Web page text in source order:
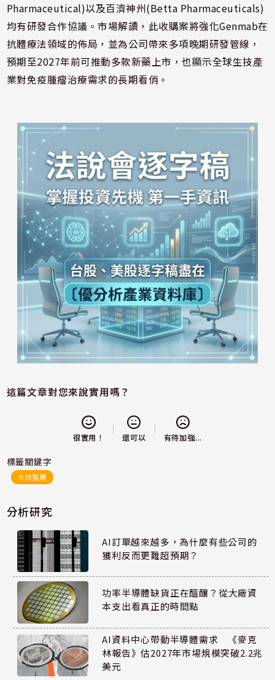
Pharmaceutical)以及百濟神州(Betta Pharmaceuticals)
均有研發合作協議。市場解讀，此收購案將強化Genmab在
抗體療法領域的佈局，並為公司帶來多項晚期研發管線，
預期至2027年前可推動多款新藥上市，也顯示全球生技產
業對免疫腫瘤治療需求的長期看俏。
這篇文章對您來說實用嗎？
很實用！ 還可以 有待加強...
標籤關鍵字
生技醫療
分析研究
AI訂單越來越多，為什麼有些公司的
獲利反而更難超預期？
功率半導體缺貨正在醞釀？從大廠資
本支出看真正的時間點
AI資料中心帶動半導體需求 《麥克
林報告》估2027年市場規模突破2.2兆
美元